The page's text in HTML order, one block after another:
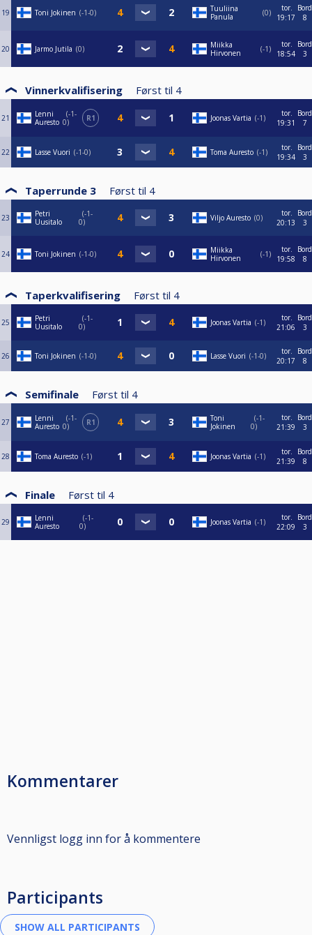
19 Toni Jokinen -1-0
Tuuliina
Panula
0
tor.
19:17
Bord
8
20 Jarmo Jutila 0
Miikka
Hirvonen
-1
tor.
18:54
Bord
3
Vinnerkvalifisering Først til 4
21
Lenni
Auresto
-1-
0
R1 Joonas Vartia -1
tor.
19:31
Bord
7
22 Lasse Vuori -1-0 Toma Auresto -1
tor.
19:34
Bord
3
Taperrunde 3 Først til 4
23
Petri
Uusitalo
-1-
0
Viljo Auresto 0
tor.
20:13
Bord
3
24 Toni Jokinen -1-0
Miikka
Hirvonen
-1
tor.
19:58
Bord
8
Taperkvalifisering Først til 4
25
Petri
Uusitalo
-1-
0
Joonas Vartia -1
tor.
21:06
Bord
3
26 Toni Jokinen -1-0 Lasse Vuori -1-0
tor.
20:17
Bord
8
Semifinale Først til 4
27
Lenni
Auresto
-1-
0
R1
Toni
Jokinen
-1-
0
tor.
21:39
Bord
3
28 Toma Auresto -1 Joonas Vartia -1
tor.
21:39
Bord
8
Finale Først til 4
29
Lenni
Auresto
-1-
0
Joonas Vartia -1
tor.
22:09
Bord
3
Kommentarer
Vennligst logg inn for å kommentere
Participants